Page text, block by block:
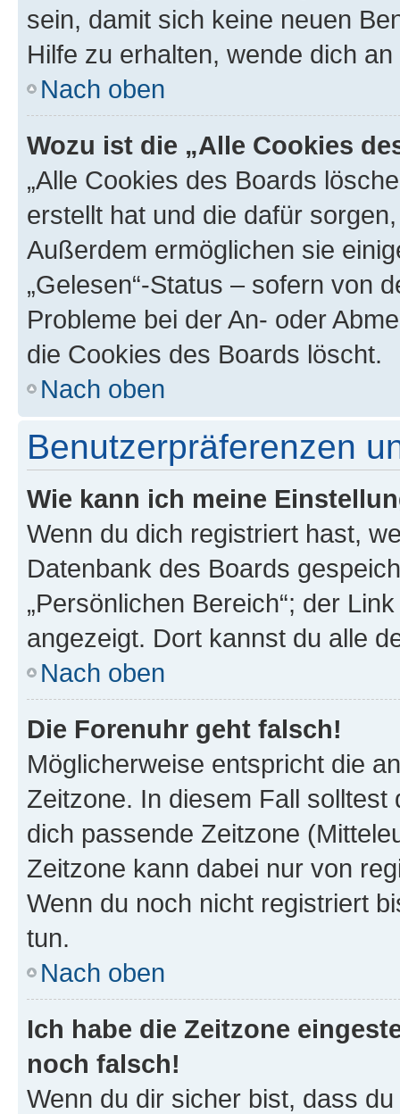
sein, damit sich keine neuen
Hilfe zu erhalten, wende dich
Nach oben
Wozu ist die „Alle Cookies
„Alle Cookies des Boards
erstellt hat und die dafür
Außerdem ermöglichen sie
„Gelesen“-Status – sofern von
Probleme bei der An- oder
die Cookies des Boards löscht.
Nach oben
Benutzerpräferenzen
Wie kann ich meine
Wenn du dich registriert hast,
Datenbank des Boards
„Persönlichen Bereich“; der
angezeigt. Dort kannst du alle
Nach oben
Die Forenuhr geht falsch!
Möglicherweise entspricht die
Zeitzone. In diesem Fall solltest
dich passende Zeitzone
Zeitzone kann dabei nur von
Wenn du noch nicht registriert
tun.
Nach oben
Ich habe die Zeitzone
noch falsch!
Wenn du dir sicher bist, dass